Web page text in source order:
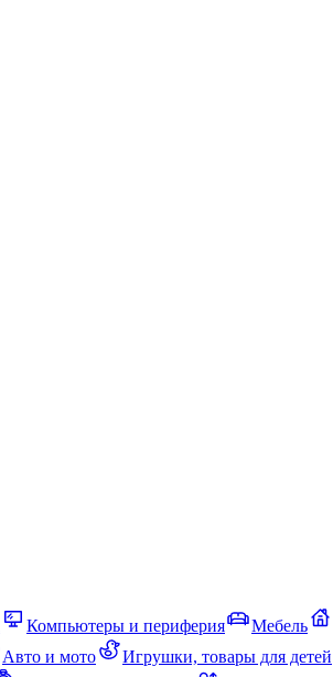
Компьютеры и периферия Мебель
Авто и мото Игрушки, товары для детей